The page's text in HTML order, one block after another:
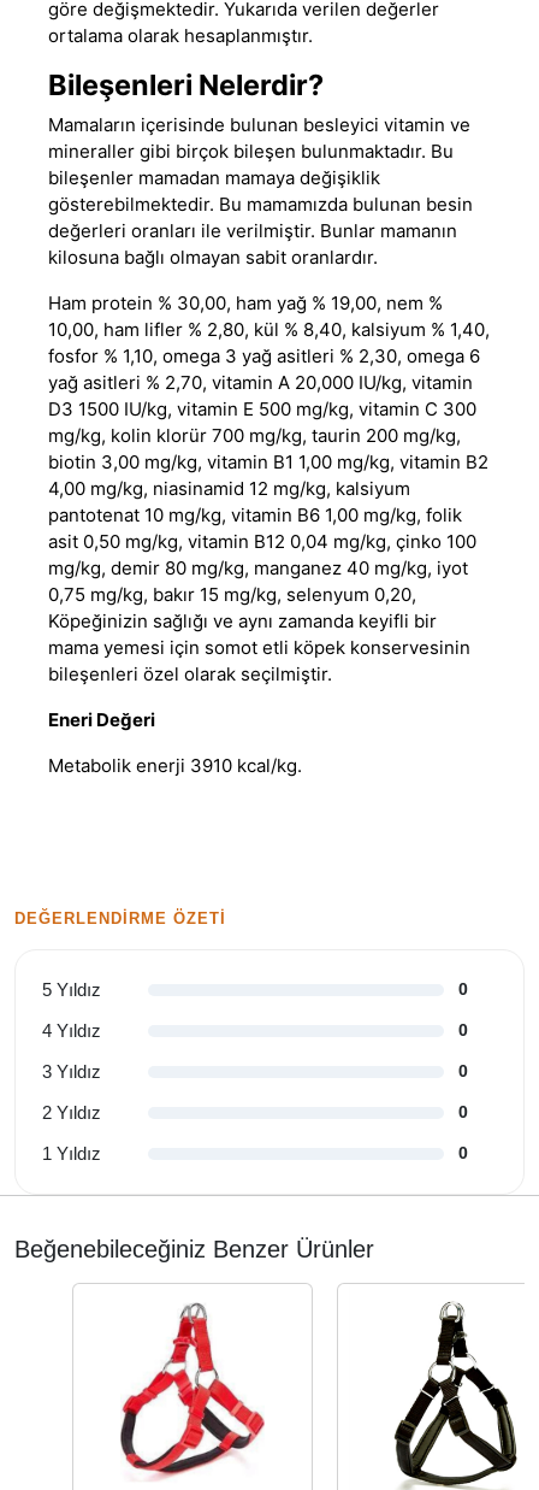
göre değişmektedir. Yukarıda verilen değerler
ortalama olarak hesaplanmıştır.
Bileşenleri Nelerdir?
Mamaların içerisinde bulunan besleyici vitamin ve
mineraller gibi birçok bileşen bulunmaktadır. Bu
bileşenler mamadan mamaya değişiklik
gösterebilmektedir. Bu mamamızda bulunan besin
değerleri oranları ile verilmiştir. Bunlar mamanın
kilosuna bağlı olmayan sabit oranlardır.
Ham protein % 30,00, ham yağ % 19,00, nem %
10,00, ham lifler % 2,80, kül % 8,40, kalsiyum % 1,40,
fosfor % 1,10, omega 3 yağ asitleri % 2,30, omega 6
yağ asitleri % 2,70, vitamin A 20,000 IU/kg, vitamin
D3 1500 IU/kg, vitamin E 500 mg/kg, vitamin C 300
mg/kg, kolin klorür 700 mg/kg, taurin 200 mg/kg,
biotin 3,00 mg/kg, vitamin B1 1,00 mg/kg, vitamin B2
4,00 mg/kg, niasinamid 12 mg/kg, kalsiyum
pantotenat 10 mg/kg, vitamin B6 1,00 mg/kg, folik
asit 0,50 mg/kg, vitamin B12 0,04 mg/kg, çinko 100
mg/kg, demir 80 mg/kg, manganez 40 mg/kg, iyot
0,75 mg/kg, bakır 15 mg/kg, selenyum 0,20,
Köpeğinizin sağlığı ve aynı zamanda keyifli bir
mama yemesi için somot etli köpek konservesinin
bileşenleri özel olarak seçilmiştir.
Eneri Değeri
Metabolik enerji 3910 kcal/kg.
DEĞERLENDIRME ÖZETI
5 Yıldız 0
4 Yıldız 0
3 Yıldız 0
2 Yıldız 0
1 Yıldız 0
Beğenebileceğiniz Benzer Ürünler